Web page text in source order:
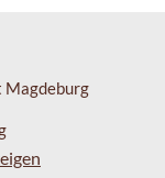
Magdeburg